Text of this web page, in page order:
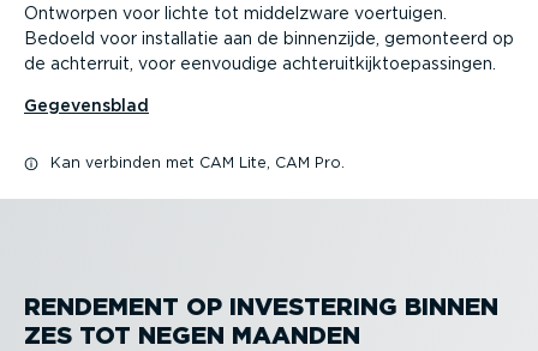
Ontworpen voor lichte tot middelzware voertuigen.
Bedoeld voor installatie aan de binnenzijde, gemonteerd op
de achterruit, voor eenvoudige achter­uit­kijk­toe­pas­singen.
Gegevensblad
Kan verbinden met CAM Lite, CAM Pro.
RENDEMENT OP INVESTERING BINNEN
ZES TOT NEGEN MAANDEN